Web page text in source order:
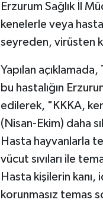
Erzurum Sağlık İl
kenelerle veya
seyreden, virüsten
Yapılan
bu hastalığın
edilerek, "KKKA,
(Nisan-Ekim) daha
Hasta hayvanlarla
vücut sıvıları ile
Hasta kişilerin kanı,
korunmasız temas